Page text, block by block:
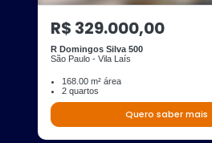
R$ 329.000,00
R Domingos Silva 500
São Paulo - Vila Laís
168.00 m² área
2 quartos
Quero saber mais